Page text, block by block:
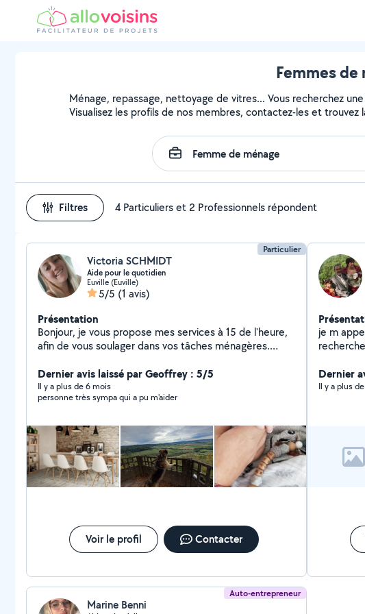
Femmes
Ménage, repassage, nettoyage de vitres... Vous recherchez
Visualisez les profils de nos membres, contactez-les et trouvez
Filtres 4 Particuliers et 2 Professionnels répondent
Particulier
Victoria SCHMIDT
Aide pour le quotidien
Euville (Euville)
5/5 (1 avis)
Présentation
Bonjour, je vous propose mes services à 15 de l'heure,
afin de vous soulager dans vos tâches ménagères.
Dernier avis laissé par Geoffrey : 5/5
Il y a plus de 6 mois
personne très sympa qui a pu m'aider
Voir le profil Contacter
je m appelle
Dernier
Il y a plus
Auto-entrepreneur
Marine Benni